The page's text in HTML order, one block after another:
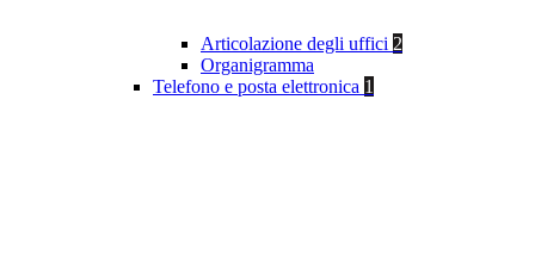
Articolazione degli uffici 2
Organigramma
Telefono e posta elettronica 1